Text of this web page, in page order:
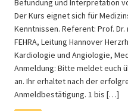
Befundung und Interpretation
Der Kurs eignet sich für
Kenntnissen. Referent: Prof. Dr.
FEHRA, Leitung Hannover
Kardiologie und Angiologie,
Anmeldung: Bitte meldet euch
an. Ihr erhaltet nach der
Anmeldbestätigung. 1 bis […]